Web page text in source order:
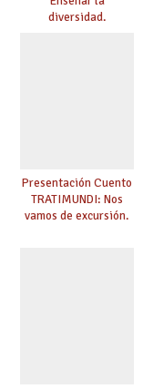
diversidad.
Presentación Cuento
TRATIMUNDI: Nos
vamos de excursión.